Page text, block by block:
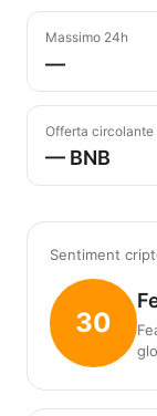
Massimo 24h
—
Offerta circolante
— BNB
Sentiment
30